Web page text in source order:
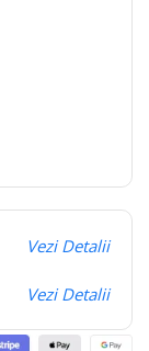
Vezi Detalii
Vezi Detalii